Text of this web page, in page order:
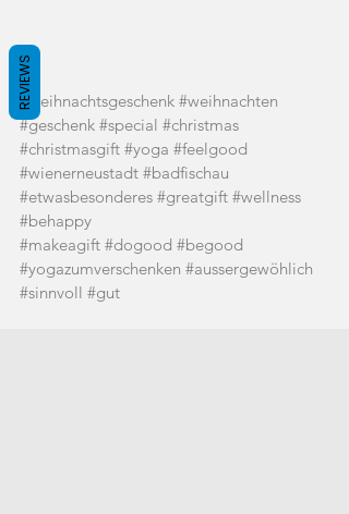
#weihnachtsgeschenk #weihnachten
#geschenk #special #christmas
#christmasgift #yoga #feelgood
#wienerneustadt #badfischau
#etwasbesonderes #greatgift #wellness
#behappy
#makeagift #dogood #begood
#yogazumverschenken #aussergewöhlich
#sinnvoll #gut
REVIEWS